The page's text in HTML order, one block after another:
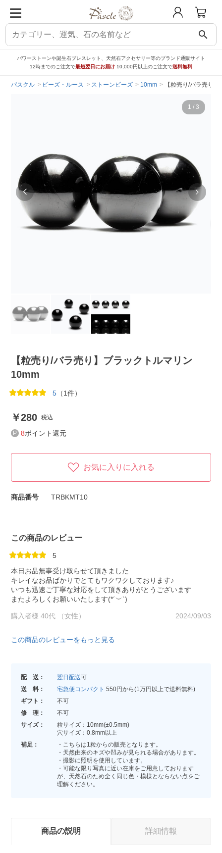
search
パワーストーンや誕生石ブレスレット、天然石アクセサリー等のブランド通販サイト
12時までのご注文で最短翌日にお届け 10,000円以上のご注文で送料無料
パスクル ビーズ・ルース ストーンビーズ 10mm 【粒売り/バラ売り
1 / 3
【粒売り/バラ売り】ブラックトルマリン
10mm
5 （1件）
280 税込
8ポイント還元
お気に入りに入れる
商品番号 TRBKMT10
この商品のレビュー
5
本日お品無事受け取らせて頂きました
キレイなお品ばかりでとてもワクワクしております♪
いつも迅速ご丁寧な対応をして頂きありがとうございます
またよろしくお願いいたします(*´︶`)
購入者様 40代 （女性） 2024/09/03
この商品のレビューをもっと見る
配 送： 翌日配送可
送 料：
宅急便コンパクト 550円から(1万円以上で送料無料)
ギフト：
不可
修 理：
不可
サイズ：
粒サイズ：10mm(±0.5mm)
穴サイズ：0.8mm以上
補足：
・こちらは1粒からの販売となります。
・天然由来のキズや凹みが見られる場合があります。
・撮影に照明を使用しています。
・可能な限り写真に近い在庫をご用意しております
が、天然石のため全く同じ色・模様とならない点をご
理解ください。
商品の説明 詳細情報